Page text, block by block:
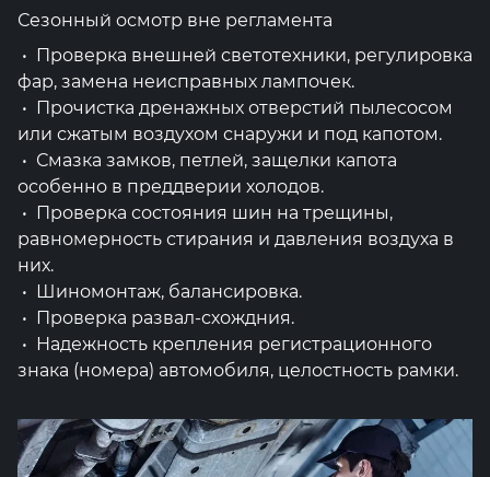
Сезонный осмотр вне регламента
• Проверка внешней светотехники, регулировка
фар, замена неисправных лампочек.
• Прочистка дренажных отверстий пылесосом
или сжатым воздухом снаружи и под капотом.
• Смазка замков, петлей, защелки капота
особенно в преддверии холодов.
• Проверка состояния шин на трещины,
равномерность стирания и давления воздуха в
них.
• Шиномонтаж, балансировка.
• Проверка развал-схождния.
• Надежность крепления регистрационного
знака (номера) автомобиля, целостность рамки.